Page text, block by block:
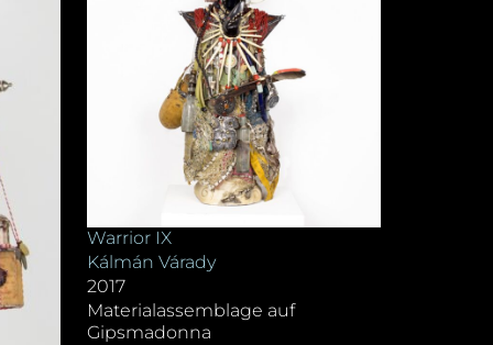
Warrior IX
Kálmán Várady
2017
Materialassemblage auf
Gipsmadonna